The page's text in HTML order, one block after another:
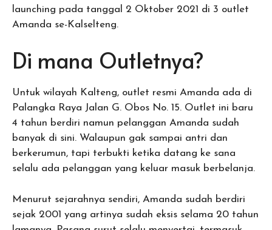
launching pada tanggal 2 Oktober 2021 di 3 outlet
Amanda se-Kalselteng.
Di mana Outletnya?
Untuk wilayah Kalteng, outlet resmi Amanda ada di
Palangka Raya Jalan G. Obos No. 15. Outlet ini baru
4 tahun berdiri namun pelanggan Amanda sudah
banyak di sini. Walaupun gak sampai antri dan
berkerumun, tapi terbukti ketika datang ke sana
selalu ada pelanggan yang keluar masuk berbelanja.
Menurut sejarahnya sendiri, Amanda sudah berdiri
sejak 2001 yang artinya sudah eksis selama 20 tahun